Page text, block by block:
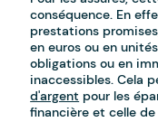
conséquence. En
prestations
en euros ou en
obligations ou en
inaccessibles. Cela
d'argent pour les
financière et celle de